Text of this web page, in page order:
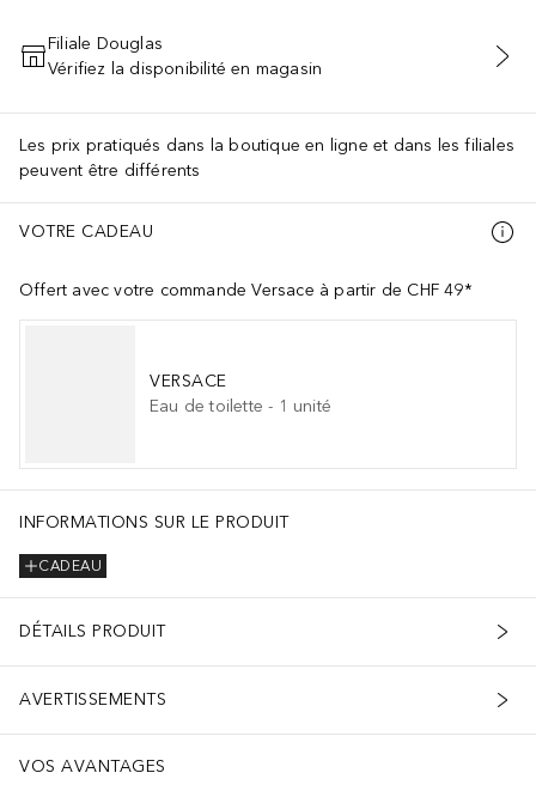
AJOUTER AU PANIER
Filiale Douglas
Vérifiez la disponibilité en magasin
Les prix pratiqués dans la boutique en ligne et dans les filiales
peuvent être différents
VOTRE CADEAU
Offert avec votre commande Versace à partir de CHF 49*
VERSACE
Eau de toilette - 1 unité
INFORMATIONS SUR LE PRODUIT
CADEAU
DÉTAILS PRODUIT
AVERTISSEMENTS
VOS AVANTAGES